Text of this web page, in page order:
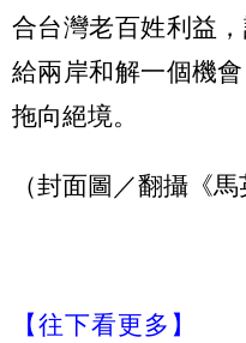
合台灣老百姓利益
給兩岸和解一個機
拖向絕境。
（封面圖／翻攝《馬
【往下看更多】